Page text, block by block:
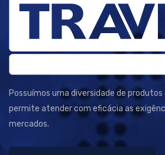
Possuímos uma diversidade de produtos
permite atender com eficácia as
mercados.